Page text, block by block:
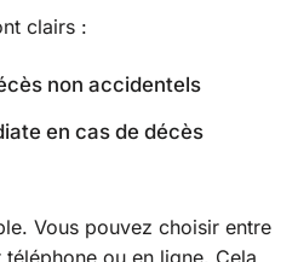
clairs :
non accidentels
en cas de décès
Vous pouvez choisir entre
téléphone ou en ligne. Cela